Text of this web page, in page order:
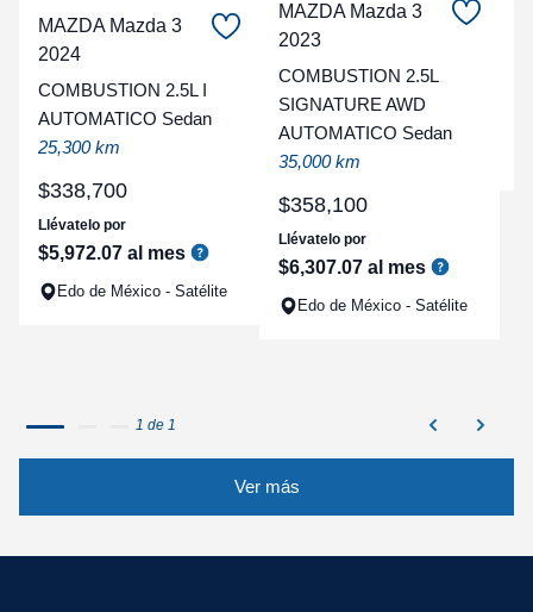
MAZDA Mazda 3
2024
COMBUSTION 2.5L I
AUTOMATICO Sedan
25,300 km
$338,700
Llévatelo por
$5,972.07 al mes
Edo de México - Satélite
MAZDA Mazda 3
2023
COMBUSTION 2.5L
SIGNATURE AWD
AUTOMATICO Sedan
35,000 km
$358,100
Llévatelo por
$6,307.07 al mes
Edo de México - Satélite
1 de 1
Ver más